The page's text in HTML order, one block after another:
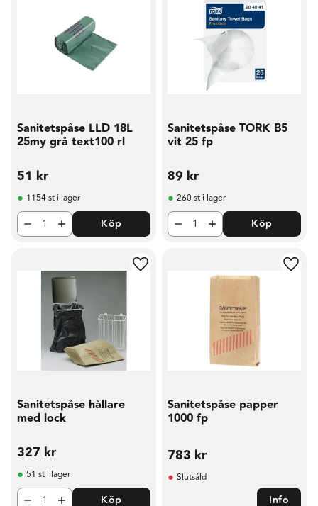
Sanitetspåse LLD 18L
25my grå text100 rl
51 kr
1154 st i lager
Köp
Sanitetspåse TORK B5
vit 25 fp
89 kr
260 st i lager
Köp
Sanitetspåse hållare
med lock
327 kr
Lägg till i favoriter
51 st i lager
Köp
Sanitetspåse papper
1000 fp
783 kr
Slutsåld
Info